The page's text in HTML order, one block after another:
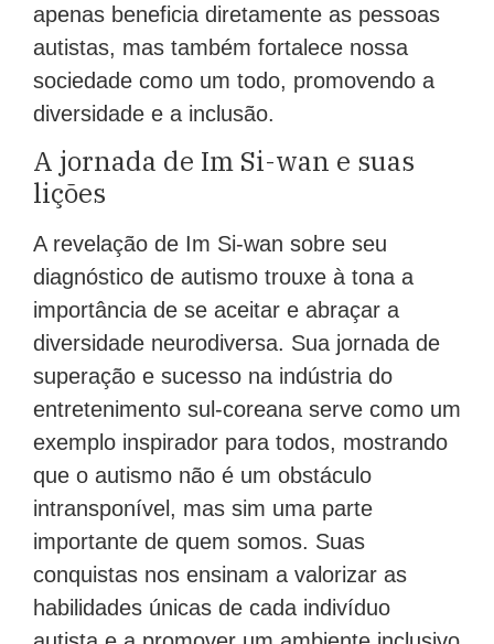
apenas beneficia diretamente as pessoas
autistas, mas também fortalece nossa
sociedade como um todo, promovendo a
diversidade e a inclusão.
A jornada de Im Si-wan e suas
lições
A revelação de Im Si-wan sobre seu
diagnóstico de autismo trouxe à tona a
importância de se aceitar e abraçar a
diversidade neurodiversa. Sua jornada de
superação e sucesso na indústria do
entretenimento sul-coreana serve como um
exemplo inspirador para todos, mostrando
que o autismo não é um obstáculo
intransponível, mas sim uma parte
importante de quem somos. Suas
conquistas nos ensinam a valorizar as
habilidades únicas de cada indivíduo